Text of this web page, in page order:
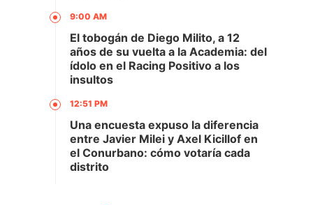
9:00 AM
El tobogán de Diego Milito, a 12
años de su vuelta a la Academia: del
ídolo en el Racing Positivo a los
insultos
12:51 PM
Una encuesta expuso la diferencia
entre Javier Milei y Axel Kicillof en
el Conurbano: cómo votaría cada
distrito